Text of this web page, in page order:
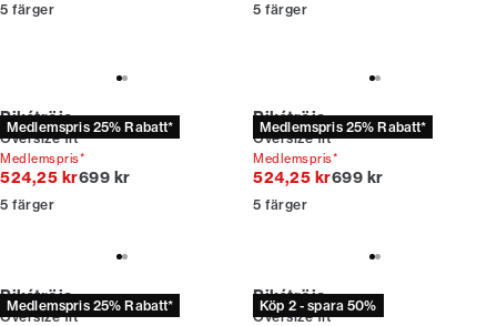
5 färger 5 färger
Medlemspris 25% Rabatt*
Pikétröja
Oversize fit
Medlemspris*
524,25 krOriginalpris
699 kr
5 färger
Medlemspris 25% Rabatt*
Pikétröja
Oversize fit
Medlemspris*
524,25 krOriginalpris
699 kr
5 färger
Medlemspris 25% Rabatt*
Pikétröja
Oversize fit
Köp 2 - spara 50%
Pikétröja
Oversize fit